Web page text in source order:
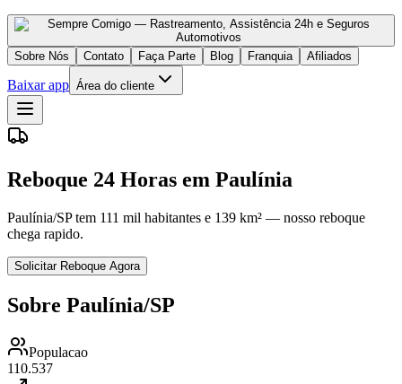
Sobre Nós Contato Faça Parte Blog Franquia Afiliados
Baixar app Área do cliente
Reboque 24 Horas em Paulínia
Paulínia/SP tem 111 mil habitantes e 139 km² — nosso reboque
chega rapido.
Solicitar Reboque Agora
Sobre Paulínia/SP
Populacao
110.537